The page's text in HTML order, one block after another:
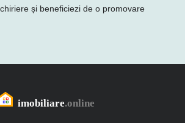
și beneficiezi de o promovare